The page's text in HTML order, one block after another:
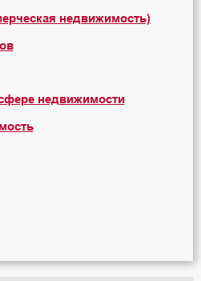
недвижимость)
недвижимости